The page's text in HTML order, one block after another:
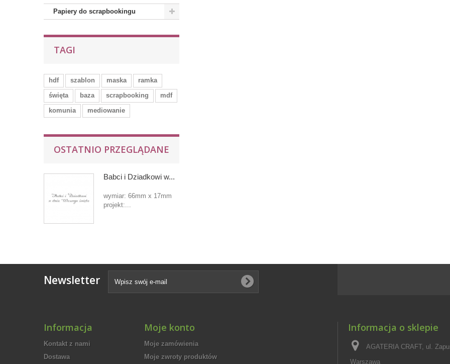
Papiery do scrapbookingu
TAGI
hdf szablon maska
ramka
święta
baza scrapbooking
mdf
komunia
mediowanie
OSTATNIO PRZEGLĄDANE
Babci i Dziadkowi w...
wymiar: 66mm x 17mm
projekt:...
Newsletter
Informacja
Kontakt z nami
Dostawa
Moje konto
Moje zamówienia
Moje zwroty produktów
Informacja o sklepie
AGATERIA CRAFT, ul.
Warszawa